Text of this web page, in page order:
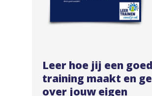
Leer hoe jij een
training maakt en
over jouw eigen